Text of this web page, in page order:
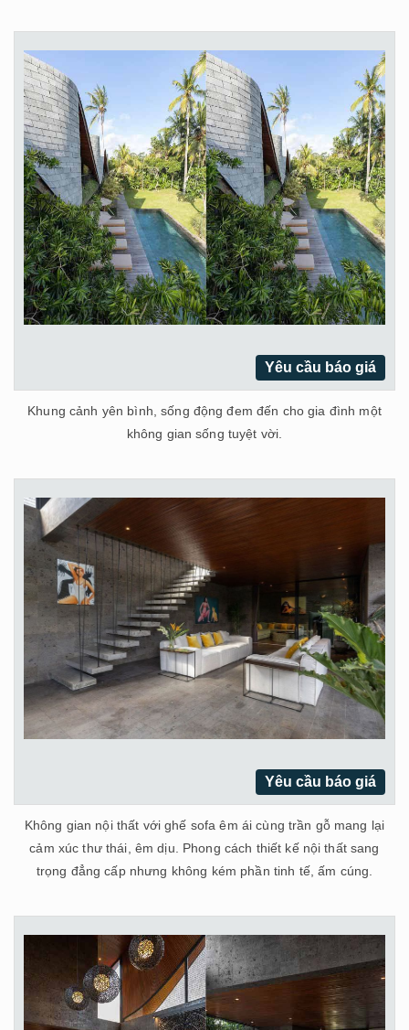
Yêu cầu báo giá
Khung cảnh yên bình, sống động đem đến cho gia đình một
không gian sống tuyệt vời.
Yêu cầu báo giá
Không gian nội thất với ghế sofa êm ái cùng trần gỗ mang lại
cảm xúc thư thái, êm dịu. Phong cách thiết kế nội thất sang
trọng đẳng cấp nhưng không kém phần tinh tế, ấm cúng.